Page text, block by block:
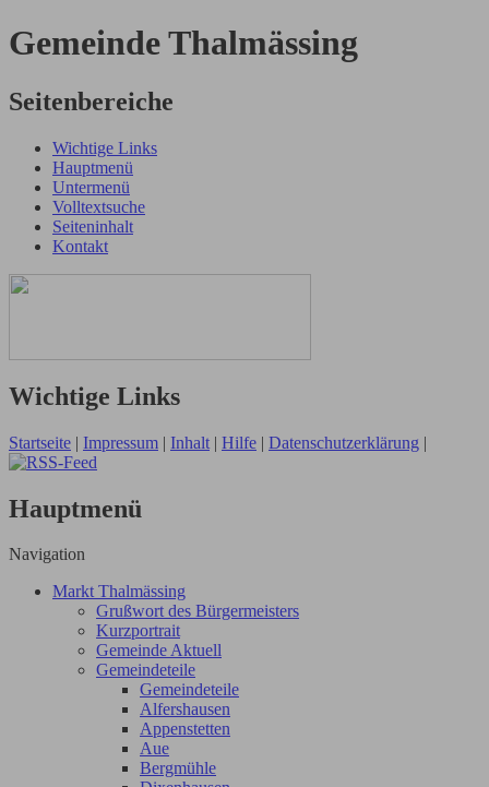
Gemeinde Thalmässing
Seitenbereiche
Wichtige Links
Hauptmenü
Untermenü
Volltextsuche
Seiteninhalt
Kontakt
Wichtige Links
Startseite | Impressum | Inhalt | Hilfe | Datenschutzerklärung |
Hauptmenü
Navigation
Markt Thalmässing
Grußwort des Bürgermeisters
Kurzportrait
Gemeinde Aktuell
Gemeindeteile
Gemeindeteile
Alfershausen
Appenstetten
Aue
Bergmühle